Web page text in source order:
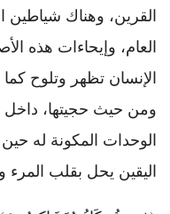
القرين، وهناك
العام، وإيحاءات هذه
الإنسان تظهر وتلوح
ومن حيث حجيتها،
الوحدات المكونة له
اليقين يحل بقلب المرء